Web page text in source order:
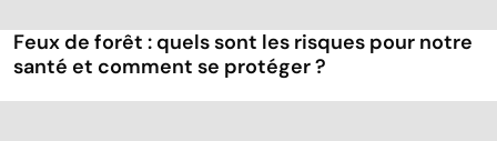
Feux de forêt : quels sont les risques pour notre
santé et comment se protéger ?